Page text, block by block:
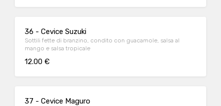
36 - Cevice Suzuki
Sottili fette di branzino, condito con guacamole, salsa al
mango e salsa tropicale
12.00 €
37 - Cevice Maguro